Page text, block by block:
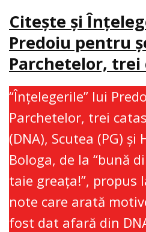
Citește și
Predoiu pentru
Parchetelor,
“Înţelegerile” lui
Parchetelor, trei
(DNA), Scutea (PG) şi
Bologa, de la “bună
taie greaţa!”, propus
note care arată
fost dat afară din